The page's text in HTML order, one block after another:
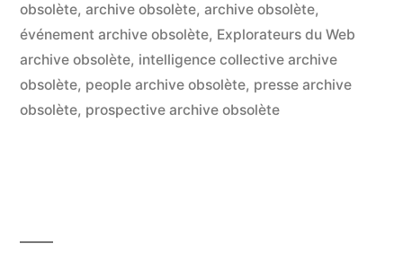
journalistes
des
nouveaux
obsolète, archive obsolète, archive obsolète,
événement archive obsolète, Explorateurs du Web
archive obsolète, intelligence collective archive
obsolète, people archive obsolète, presse archive
obsolète, prospective archive obsolète